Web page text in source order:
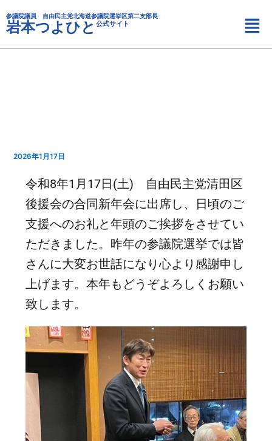
容
を
ス
参議院議員 自由民主党北海道参議院選挙区第二支部長
岩本つよひと 公式サイト
メ
ニ
ュ
2026年1月17日
令和8年1月17日(土) 自由民主党清田区
後援会の合同新年会に出席し、日頃のご
支援へのお礼と年頭のご挨拶をさせてい
ただきました。昨年の参議院選挙では皆
さんに大変お世話になり心より感謝申し
上げます。本年もどうぞよろしくお願い
致します。
テ
ゴ